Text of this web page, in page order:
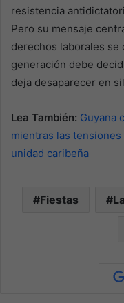
resistencia
Pero su mensaje
derechos laborales se
generación debe
deja desaparecer en
Lea También: Guyana
mientras las
unidad caribeña
Fiestas